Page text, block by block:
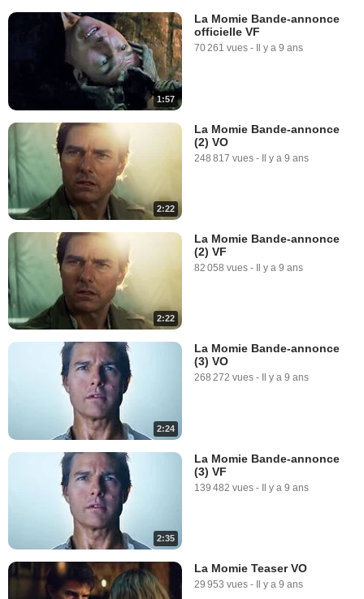
1:57
La Momie Bande-annonce
officielle VF
70 261 vues - Il y a 9 ans
2:22
La Momie Bande-annonce
(2) VO
248 817 vues - Il y a 9 ans
2:22
La Momie Bande-annonce
(2) VF
82 058 vues - Il y a 9 ans
2:24
La Momie Bande-annonce
(3) VO
268 272 vues - Il y a 9 ans
2:35
La Momie Bande-annonce
(3) VF
139 482 vues - Il y a 9 ans
La Momie Teaser VO
29 953 vues - Il y a 9 ans